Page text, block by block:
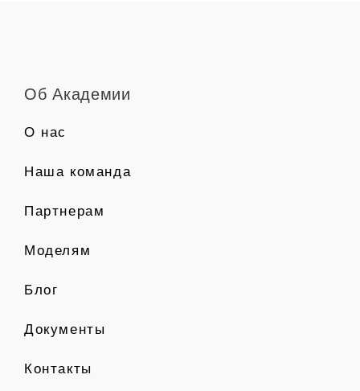
Об Академии
О нас
Наша команда
Партнерам
Моделям
Блог
Документы
Контакты